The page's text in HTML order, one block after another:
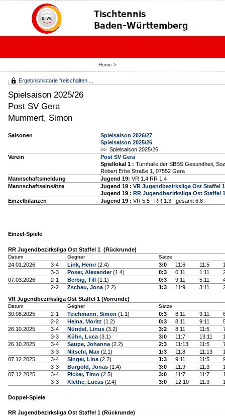
Home >
Ergebnishistorie freischalten ...
Spielsaison 2025/26
Post SV Gera
Mummert, Simon
Saisonen
Spielsaison 2026/27
Spielsaison 2025/26
>> Spielsaison 2025/26
Verein
Post SV Gera
Spiellokal 1 : Turnhalle der SBBS Gesundheit,
Robert Erbe Straße 1, 07552 Gera
Mannschaftsmeldung
Jugend 19: VR 1.4 RR 1.4
Mannschaftseinsätze
Jugend 19 : VR Jugendbezirksliga Ost Staffel 1
Jugend 19 : RR Jugendbezirksliga Ost Staffel 1
Einzelbilanzen
Jugend 19 : VR 5:5 RR 1:3 gesamt 6:8
Einzel-Spiele
RR Jugendbezirksliga Ost Staffel 1 (Rückrunde)
Datum Gegner Sätze
24.01.2026 3-4 Link, Henri (2.4) 3:0 11:6 11:5
3-3
Poser, Alexander(1.4) 0:3 0:11 1:11
07.03.2026
2-1 Berbig, Till (1.1) 0:3 9:11 5:11
2-2
Zschau, Jona (2.2) 1:3 11:9 3:11
VR Jugendbezirksliga Ost Staffel 1 (Vorrunde)
Datum Gegner Sätze
30.08.2025 2-1 Teichmann, Simon (1.1) 0:3 8:11 9:11
2-2
Heina, Moritz (1.2) 0:3 8:11 9:11
26.10.2025
3-4 Nündel, Linus (3.2) 3:2 8:11 11:5
3-3
Kühn, Luca (3.1) 3:0 11:7 13:11
26.10.2025
3-4 Saupe, Johanna (2.2) 2:3 11:13 11:5
3-3
Nitschl, Max (2.1) 1:3 11:8 11:13
07.12.2025
3-4 Singer, Lina (2.2) 1:3 9:11 11:5
3-3
Burgold, Jonas (1.4) 3:0 11:9 11:3
07.12.2025
3-4 Picker, Timo (2.5) 3:0 11:7 11:7
3-3
Klethe, Lucas (2.4) 3:0 12:10 11:3
Doppel-Spiele
RR Jugendbezirksliga Ost Staffel 1 (Rückrunde)